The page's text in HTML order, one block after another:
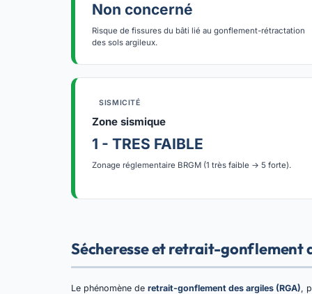
Non concerné
Risque de fissures du bâti lié au gonflement-rétractation
des sols argileux.
SISMICITÉ
Zone sismique
1 - TRES FAIBLE
Zonage réglementaire BRGM (1 très faible → 5 forte).
Sécheresse et retrait-gonflement
Le phénomène de retrait-gonflement des argiles (RGA),